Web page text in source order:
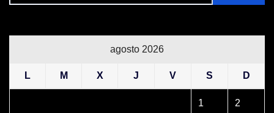
agosto 2026
L M X J V S D
1 2